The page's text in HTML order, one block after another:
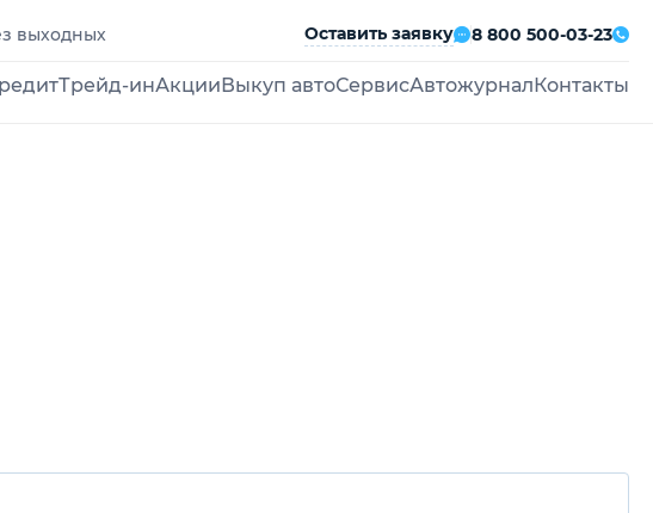
выходных Оставить заявку 8 800 500-03-23
Трейд-инАкции Выкуп автоСервисАвтожурнал Контакты